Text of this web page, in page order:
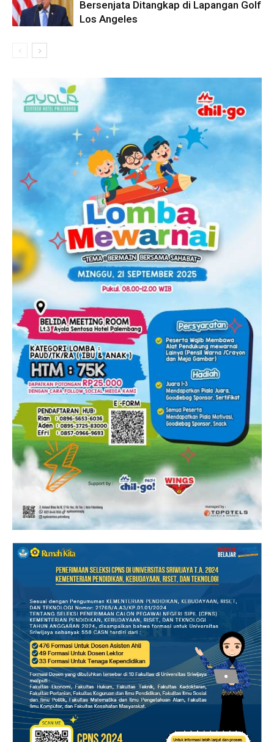
Bersenjata Ditangkap di Lapangan Golf
Los Angeles